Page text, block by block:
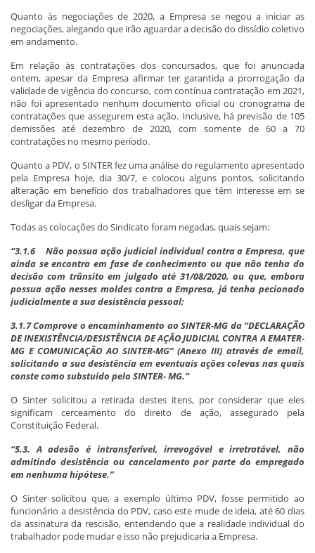
Quanto às negociações de 2020, a Empresa se negou a iniciar as
negociações, alegando que irão aguardar a decisão do dissídio coletivo
em andamento.
Em relação às contratações dos concursados, que foi anunciada
ontem, apesar da Empresa afirmar ter garantida a prorrogação da
validade de vigência do concurso, com contínua contratação em 2021,
não foi apresentado nenhum documento oficial ou cronograma de
contratações que assegurem esta ação. Inclusive, há previsão de 105
demissões até dezembro de 2020, com somente de 60 a 70
contratações no mesmo período.
Quanto a PDV, o SINTER fez uma análise do regulamento apresentado
pela Empresa hoje, dia 30/7, e colocou alguns pontos, solicitando
alteração em benefício dos trabalhadores que têm interesse em se
desligar da Empresa.
Todas as colocações do Sindicato foram negadas, quais sejam:
“3.1.6 Não possua ação judicial individual contra a Empresa, que
ainda se encontra em fase de conhecimento ou que não tenha do
decisão com trânsito em julgado até 31/08/2020, ou que, embora
possua ação nesses moldes contra a Empresa, já tenha pecionado
judicialmente a sua desistência pessoal;
3.1.7 Comprove o encaminhamento ao SINTER-MG da “DECLARAÇÃO
DE INEXISTÊNCIA/DESISTÊNCIA DE AÇÃO JUDICIAL CONTRA A EMATER-
MG E COMUNICAÇÃO AO SINTER-MG” (Anexo III) através de email,
solicitando a sua desistência em eventuais ações colevas nas quais
conste como substuído pelo SINTER- MG.”
O Sinter solicitou a retirada destes itens, por considerar que eles
significam cerceamento do direito de ação, assegurado pela
Constituição Federal.
“5.3. A adesão é intransferível, irrevogável e irretratável, não
admitindo desistência ou cancelamento por parte do empregado
em nenhuma hipótese.”
O Sinter solicitou que, a exemplo último PDV, fosse permitido ao
funcionário a desistência do PDV, caso este mude de ideia, até 60 dias
da assinatura da rescisão, entendendo que a realidade individual do
trabalhador pode mudar e isso não prejudicaria a Empresa.